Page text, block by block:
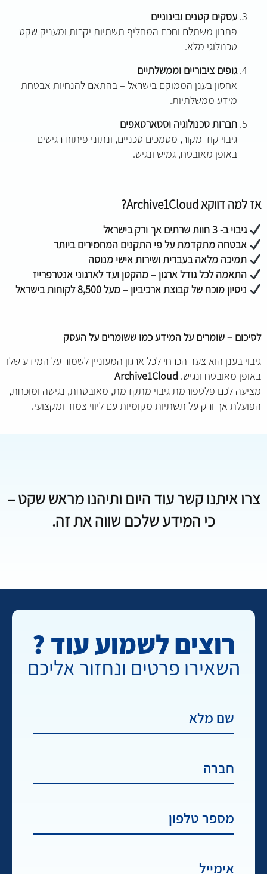
עסקים קטנים ובינוניים
פתרון משתלם וחכם המחליף תשתיות יקרות ומעניק שקט
טכנולוגי מלא.
גופים ציבוריים וממשלתיים
אחסון בענן הממוקם בישראל – בהתאם להנחיות אבטחת
מידע ממשלתיות.
חברות טכנולוגיה וסטארטאפים
גיבוי קוד מקור, מסמכים טכניים, ונתוני פיתוח רגישים –
באופן מאובטח, גמיש ונגיש.
אז למה דווקא
גיבוי ב- 3 חוות שרתים אך ורק בישראל
אבטחה מתקדמת על פי התקנים המחמירים ביותר
תמיכה מלאה בעברית ושירות אישי מנוסה
התאמה לכל גודל ארגון – מהקטן ועד לארגוני אנטרפרייז
ניסיון מוכח של קבוצת ארכיביון – מעל 8,500 לקוחות בישראל
לסיכום – שומרים על המידע כמו ששומרים על העסק
גיבוי בענן הוא צעד הכרחי לכל ארגון המעוניין לשמור על המידע שלו
באופן מאובטח ונגיש. Archive1Cloud
מציעה לכם פלטפורמת גיבוי מתקדמת, מאובטחת, נגישה ומוכחת,
הפועלת אך ורק על תשתיות מקומיות עם ליווי צמוד ומקצועי.
צרו איתנו קשר עוד היום ותיהנו מראש שקט –
כי המידע שלכם שווה את זה.
רוצים לשמוע עוד ?
השאירו פרטים ונחזור אליכם